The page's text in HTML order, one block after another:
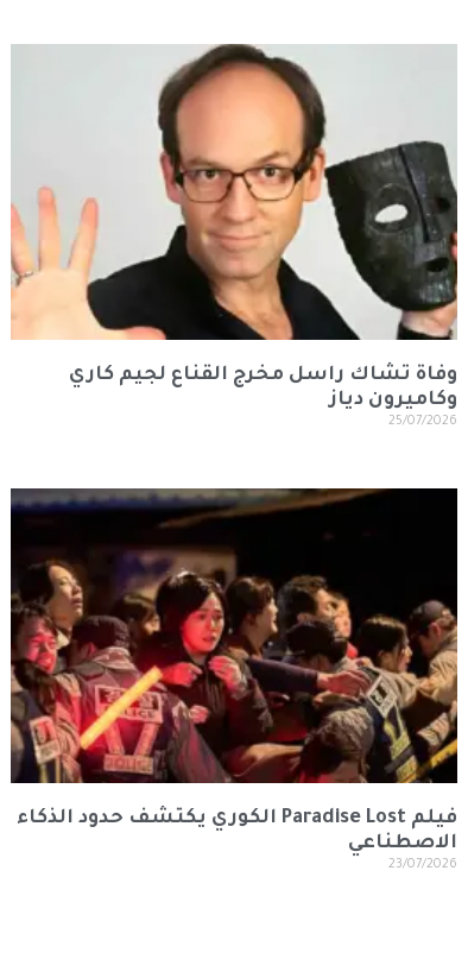
وفاة تشاك راسل مخرج القناع لجيم كاري
وكاميرون دياز
25/07/2026
فيلم Paradise Lost الكوري يكتشف حدود الذكاء
الاصطناعي
23/07/2026